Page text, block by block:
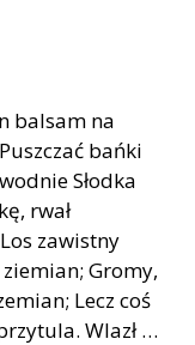
balsam na
bańki
Słodka
rwał
zawistny
Gromy,
Lecz coś
Wlazł …